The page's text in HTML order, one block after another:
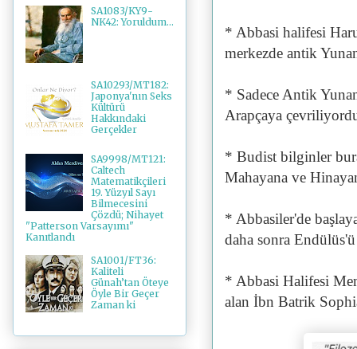
* Abbasi halifesi
merkezde antik
* Sadece Antik
Arapçaya
* Budist bilginler
Mahayana ve
* Abbasiler'de
daha sonra
* Abbasi Halifesi
alan İbn Batrik
SA1083/KY9-
NK42: Yoruldum...
SA10293/MT182:
Japonya'nın Seks
Kültürü
Hakkındaki
Gerçekler
SA9998/MT121:
Caltech
Matematikçileri
19. Yüzyıl Sayı
Bilmecesini
Çözdü; Nihayet
"Patterson Varsayımı"
Kanıtlandı
SA1001/FT36:
Kaliteli
Günah’tan Öteye
Öyle Bir Geçer
Zaman ki